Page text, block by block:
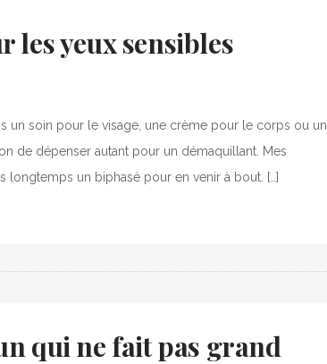
yeux sensibles
un soin pour le visage, une crème pour le corps ou un
de dépenser autant pour un démaquillant. Mes
longtemps un biphasé pour en venir à bout. […]
qui ne fait pas grand